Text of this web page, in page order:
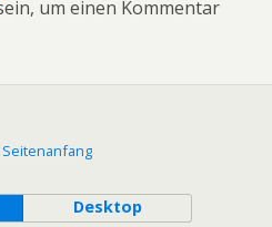
um einen Kommentar
Seitenanfang
Desktop